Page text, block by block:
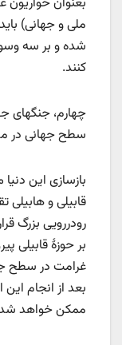
ملی و جهانی)
شده و بر سه
کنند.
چهارم، جنگهای
سطح جهانی در
بازسازی این
قابیلی و
رودررویی بزرگ
بر حوزۀ قابیلی
غرامت در سطح
بعد از انجام
ممکن خواهد